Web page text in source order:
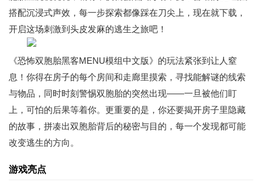
搭配沉浸式声效，每一步探索都像踩在刀尖上，现在就下载，
开启这场刺激到头皮发麻的逃生之旅吧！
《恐怖双胞胎黑客MENU模组中文版》的玩法紧张到让人窒
息！你得在房子的每个房间和走廊里摸索，寻找能解谜的线索
与物品，同时时刻警惕双胞胎的突然出现——一旦被他们盯
上，可怕的后果等着你。更重要的是，你还要揭开房子里隐藏
的故事，拼凑出双胞胎背后的秘密与目的，每一个发现都可能
改变逃生的方向。
游戏亮点